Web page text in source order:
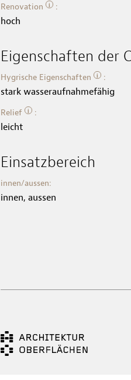
Renovation i :
hoch
Eigenschaften der
Hygrische Eigenschaften i :
stark wasseraufnahmefähig
Relief i :
leicht
Einsatzbereich
innen/aussen:
innen, aussen